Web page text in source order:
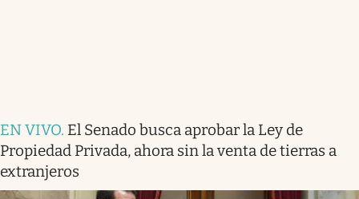
EN VIVO. El Senado busca aprobar la Ley de
Propiedad Privada, ahora sin la venta de tierras a
extranjeros